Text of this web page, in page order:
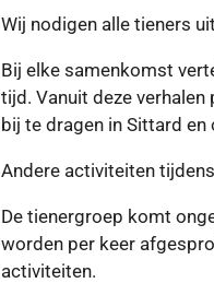
Wij nodigen alle tieners
Bij elke samenkomst
tijd. Vanuit deze
bij te dragen in Sittard en
Andere activiteiten
De tienergroep komt
worden per keer
activiteiten.